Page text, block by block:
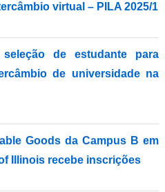
virtual – PILA 2025/1
de estudante para
de universidade na
Goods da Campus B em
Illinois recebe inscrições